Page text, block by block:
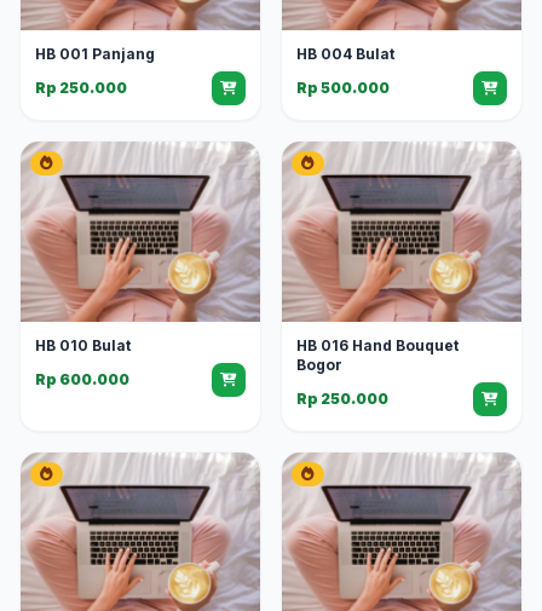
HB 001 Panjang
Rp 250.000
HB 004 Bulat
Rp 500.000
HB 010 Bulat
Rp 600.000
HB 016 Hand Bouquet
Bogor
Rp 250.000